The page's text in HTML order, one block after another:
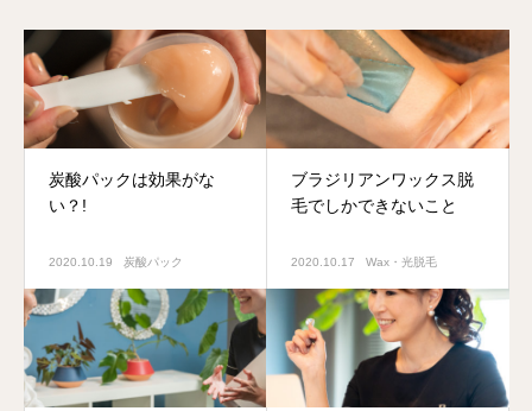
炭酸パックは効果がな
い？!
2020.10.19 炭酸パック
ブラジリアンワックス脱
毛でしかできないこと
2020.10.17 Wax・光脱毛